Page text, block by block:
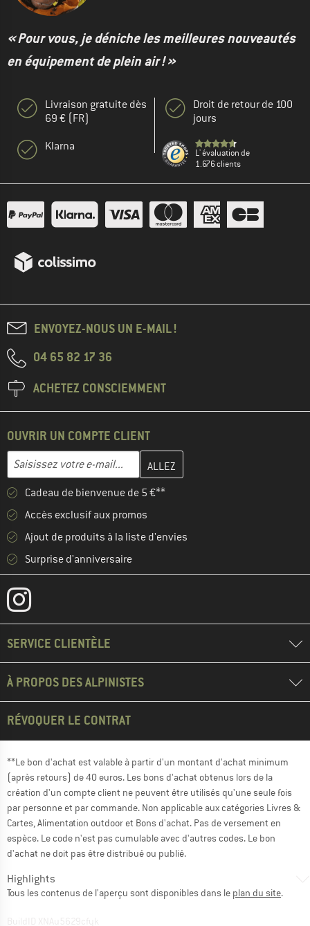
« Pour vous, je déniche les meilleures nouveautés
en équipement de plein air ! »
Livraison gratuite dès
69 € (FR)
Klarna
Droit de retour de 100
jours
L' évaluation de
1.676 clients
ENVOYEZ-NOUS UN E-MAIL !
04 65 82 17 36
ACHETEZ CONSCIEMMENT
OUVRIR UN COMPTE CLIENT
Adresse e-mail
Entrez votre adresse e-mail ici et créez votre compte client à la
Cadeau de bienvenue de 5 €**
Accès exclusif aux promos
Ajout de produits à la liste d'envies
Surprise d'anniversaire
SERVICE CLIENTÈLE
À PROPOS DES ALPINISTES
RÉVOQUER LE CONTRAT
**Le bon d'achat est valable à partir d'un montant d'achat minimum
(après retours) de 40 euros. Les bons d'achat obtenus lors de la
création d'un compte client ne peuvent être utilisés qu'une seule fois
par personne et par commande. Non applicable aux catégories Livres &
Cartes, Alimentation outdoor et Bons d'achat. Pas de versement en
espèce. Le code n'est pas cumulable avec d'autres codes. Le bon
d'achat ne doit pas être distribué ou publié.
Highlights
Tous les contenus de l'aperçu sont disponibles dans le plan du site.